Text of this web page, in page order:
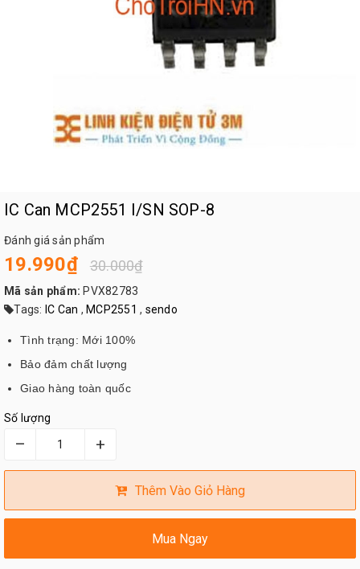
IC Can MCP2551 I/SN SOP-8
Đánh giá sản phẩm
19.990₫ 30.000₫
Mã sản phẩm: PVX82783
Tags: IC Can , MCP2551 , sendo
Tình trạng: Mới 100%
Bảo đảm chất lượng
Giao hàng toàn quốc
Số lượng
– +
Thêm Vào Giỏ Hàng
Mua Ngay